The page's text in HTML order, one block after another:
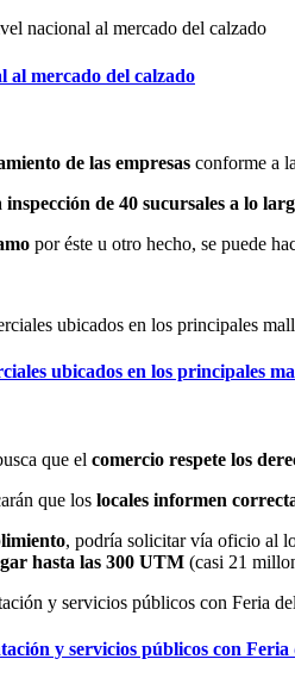
al mercado del calzado
de las empresas conforme a la
inspección de 40 sucursales a lo
por éste u otro hecho, se puede
ubicados en los principales
que el comercio respete los
que los locales informen
, podría solicitar vía oficio al
hasta las 300 UTM (casi 21
y servicios públicos con